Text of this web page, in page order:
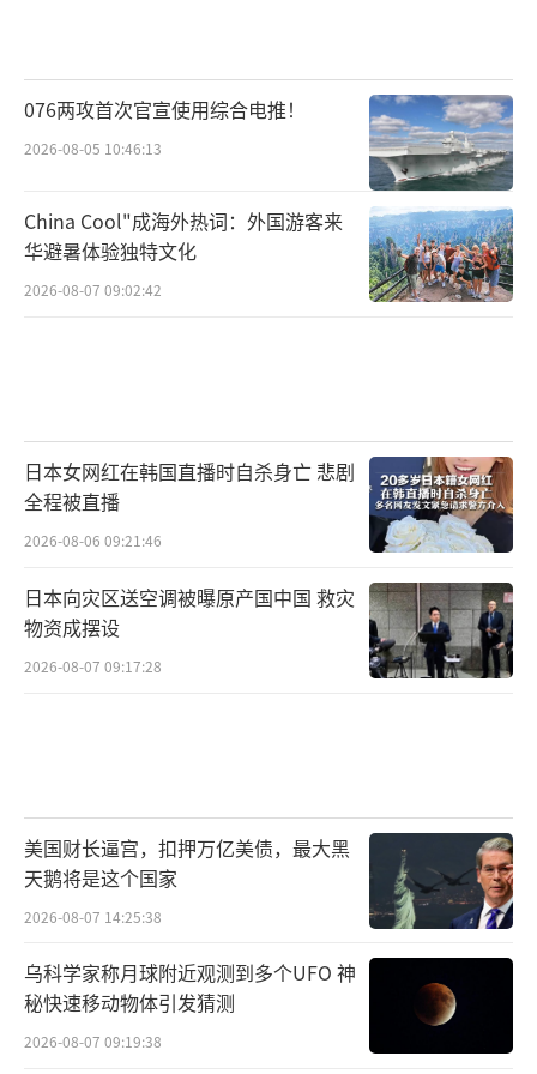
076两攻首次官宣使用综合电推！
2026-08-05 10:46:13
China Cool"成海外热词：外国游客来
华避暑体验独特文化
2026-08-07 09:02:42
日本女网红在韩国直播时自杀身亡 悲剧
全程被直播
2026-08-06 09:21:46
日本向灾区送空调被曝原产国中国 救灾
物资成摆设
2026-08-07 09:17:28
美国财长逼宫，扣押万亿美债，最大黑
天鹅将是这个国家
2026-08-07 14:25:38
乌科学家称月球附近观测到多个UFO 神
秘快速移动物体引发猜测
2026-08-07 09:19:38